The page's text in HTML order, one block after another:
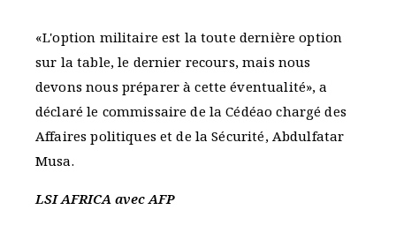
«L'option militaire est la toute dernière option
sur la table, le dernier recours, mais nous
devons nous préparer à cette éventualité», a
déclaré le commissaire de la Cédéao chargé des
Affaires politiques et de la Sécurité, Abdulfatar
Musa.
LSI AFRICA avec AFP